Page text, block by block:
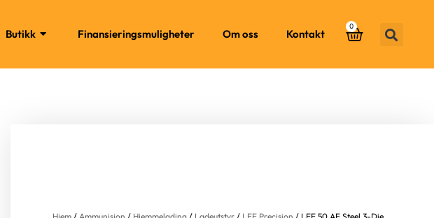
Butikk Finansieringsmuligheter Om oss Kontakt
0